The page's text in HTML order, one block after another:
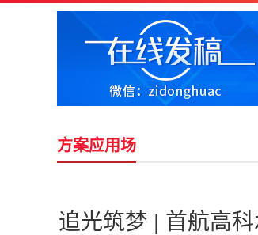
方案应用场
追光筑梦 | 首航高